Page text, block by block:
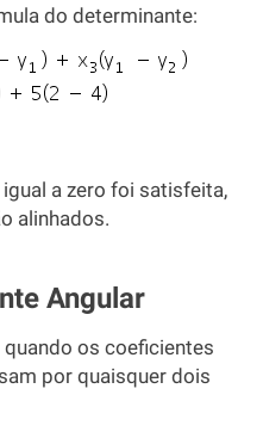
do determinante:
a zero foi satisfeita,
alinhados.
Angular
os coeficientes
por quaisquer dois